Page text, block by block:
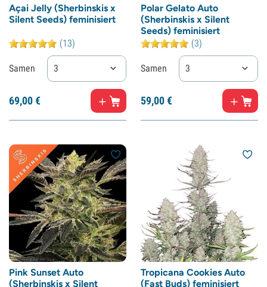
Açai Jelly (Sherbinskis x
Silent Seeds) feminisiert
(13)
Samen 3
69,00€
Polar Gelato Auto
(Sherbinskis x Silent
Seeds) feminisiert
(3)
Samen 3
59,00€
Pink Sunset Auto
(Sherbinskis x Silent
Tropicana Cookies Auto
(Fast Buds) feminisiert